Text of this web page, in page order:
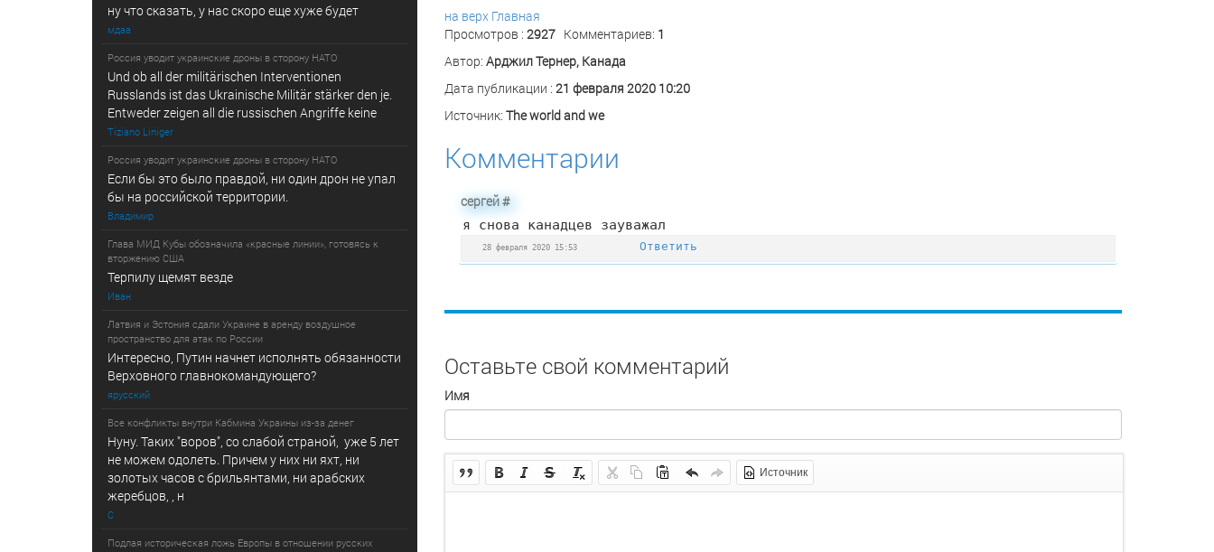
ну что сказать, у нас скоро еще хуже будет
мдаа
Россия уводит украинские дроны в сторону НАТО
Und ob all der militärischen Interventionen
Russlands ist das Ukrainische Militär stärker den je.
Entweder zeigen all die russischen Angriffe keine
Tiziano Liniger
Россия уводит украинские дроны в сторону НАТО
Если бы это было правдой, ни один дрон не упал
бы на российской территории.
Владимир
Глава МИД Кубы обозначила «красные линии», готовясь к
вторжению США
Терпилу щемят везде
Иван
Латвия и Эстония сдали Украине в аренду воздушное
пространство для атак по России
Интересно, Путин начнет исполнять обязанности
Верховного главнокомандующего?
ярусский
Все конфликты внутри Кабмина Украины из-за денег
Нуну. Таких "воров", со слабой страной, уже 5 лет
не можем одолеть. Причем у них ни яхт, ни
золотых часов с брильянтами, ни арабских
жеребцов, , н
С
Подлая историческая ложь Европы в отношении русских
на верх Главная
Просмотров : 2927 Комментариев: 1
Автор: Арджил Тернер, Канада
Дата публикации : 21 февраля 2020 10:20
Источник: The world and we
Комментарии
сергей#
я снова канадцев зауважал
28 февраля 2020 15:53 Ответить
Оставьте свой комментарий
Имя
Источник